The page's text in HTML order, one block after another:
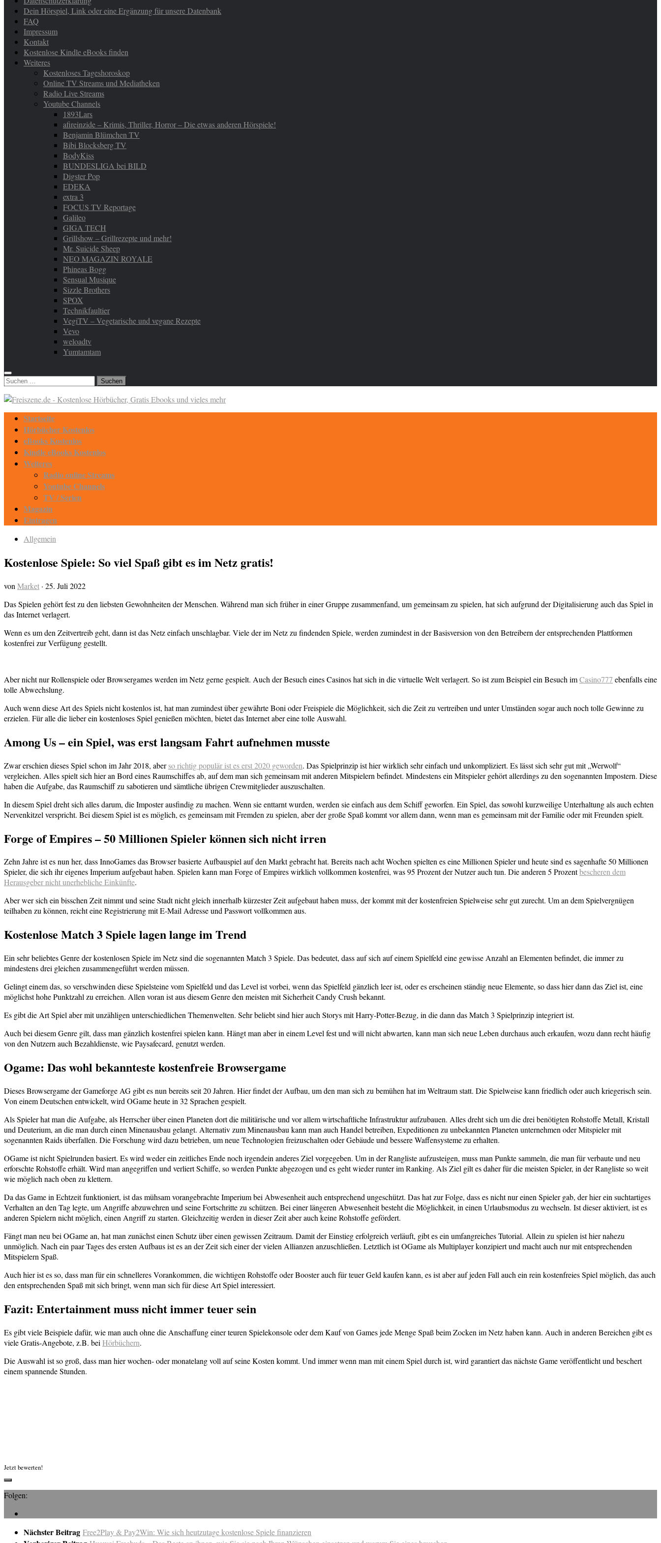
Dein Hörspiel, Link oder eine Ergänzung für unsere Datenbank
FAQ
Impressum
Kontakt
Kostenlose Kindle eBooks finden
Weiteres
Kostenloses Tageshoroskop
Online TV Streams und Mediatheken
Radio Live Streams
Youtube Channels
1893Lars
afireinzide – Krimis, Thriller, Horror – Die etwas anderen Hörspiele!
Benjamin Blümchen TV
Bibi Blocksberg TV
BodyKiss
BUNDESLIGA bei BILD
Digster Pop
EDEKA
extra 3
FOCUS TV Reportage
Galileo
GIGA TECH
Grillshow – Grillrezepte und mehr!
Mr. Suicide Sheep
NEO MAGAZIN ROYALE
Phineas Bogg
Sensual Musique
Sizzle Brothers
SPOX
Technikfaultier
VegiTV – Vegetarische und vegane Rezepte
Vevo
weloadtv
Yumtamtam
Suchen
Startseite
Hörbücher Kostenlos
eBooks Kostenlos
Kindle eBooks Kostenlos
Weiteres
Radio online Streams
Youtube Channels
TV / Serien
Magazin
Eintragen
Allgemein
Kostenlose Spiele: So viel Spaß gibt es im Netz gratis!
von Market · 25. Juli 2022
Das Spielen gehört fest zu den liebsten Gewohnheiten der Menschen. Während man sich früher in einer Gruppe zusammenfand, um gemeinsam zu spielen, hat sich aufgrund der Digitalisierung auch das Spiel in
das Internet verlagert.
Wenn es um den Zeitvertreib geht, dann ist das Netz einfach unschlagbar. Viele der im Netz zu findenden Spiele, werden zumindest in der Basisversion von den Betreibern der entsprechenden Plattformen
kostenfrei zur Verfügung gestellt.
Aber nicht nur Rollenspiele oder Browsergames werden im Netz gerne gespielt. Auch der Besuch eines Casinos hat sich in die virtuelle Welt verlagert. So ist zum Beispiel ein Besuch imCasino777 ebenfalls eine
tolle Abwechslung.
Auch wenn diese Art des Spiels nicht kostenlos ist, hat man zumindest über gewährte Boni oder Freispiele die Möglichkeit, sich die Zeit zu vertreiben und unter Umständen sogar auch noch tolle Gewinne zu
erzielen. Für alle die lieber ein kostenloses Spiel genießen möchten, bietet das Internet aber eine tolle Auswahl.
Among Us – ein Spiel, was erst langsam Fahrt aufnehmen musste
Zwar erschien dieses Spiel schon im Jahr 2018, aberso richtig populär ist es erst 2020 geworden. Das Spielprinzip ist hier wirklich sehr einfach und unkompliziert. Es lässt sich sehr gut mit „Werwolf“
vergleichen. Alles spielt sich hier an Bord eines Raumschiffes ab, auf dem man sich gemeinsam mit anderen Mitspielern befindet. Mindestens ein Mitspieler gehört allerdings zu den sogenannten Impostern. Diese
haben die Aufgabe, das Raumschiff zu sabotieren und sämtliche übrigen Crewmitglieder auszuschalten.
In diesem Spiel dreht sich alles darum, die Imposter ausfindig zu machen. Wenn sie enttarnt wurden, werden sie einfach aus dem Schiff geworfen. Ein Spiel, das sowohl kurzweilige Unterhaltung als auch echten
Nervenkitzel verspricht. Bei diesem Spiel ist es möglich, es gemeinsam mit Fremden zu spielen, aber der große Spaß kommt vor allem dann, wenn man es gemeinsam mit der Familie oder mit Freunden spielt.
Forge of Empires – 50 Millionen Spieler können sich nicht irren
Zehn Jahre ist es nun her, dass InnoGames das Browser basierte Aufbauspiel auf den Markt gebracht hat. Bereits nach acht Wochen spielten es eine Millionen Spieler und heute sind es sagenhafte 50 Millionen
Spieler, die sich ihr eigenes Imperium aufgebaut haben. Spielen kann man Forge of Empires wirklich vollkommen kostenfrei, was 95 Prozent der Nutzer auch tun. Die anderen 5 Prozentbescheren dem
Herausgeber nicht unerhebliche Einkünfte.
Aber wer sich ein bisschen Zeit nimmt und seine Stadt nicht gleich innerhalb kürzester Zeit aufgebaut haben muss, der kommt mit der kostenfreien Spielweise sehr gut zurecht. Um an dem Spielvergnügen
teilhaben zu können, reicht eine Registrierung mit E-Mail Adresse und Passwort vollkommen aus.
Kostenlose Match 3 Spiele lagen lange im Trend
Ein sehr beliebtes Genre der kostenlosen Spiele im Netz sind die sogenannten Match 3 Spiele. Das bedeutet, dass auf sich auf einem Spielfeld eine gewisse Anzahl an Elementen befindet, die immer zu
mindestens drei gleichen zusammengeführt werden müssen.
Gelingt einem das, so verschwinden diese Spielsteine vom Spielfeld und das Level ist vorbei, wenn das Spielfeld gänzlich leer ist, oder es erscheinen ständig neue Elemente, so dass hier dann das Ziel ist, eine
möglichst hohe Punktzahl zu erreichen. Allen voran ist aus diesem Genre den meisten mit Sicherheit Candy Crush bekannt.
Es gibt die Art Spiel aber mit unzähligen unterschiedlichen Themenwelten. Sehr beliebt sind hier auch Storys mit Harry-Potter-Bezug, in die dann das Match 3 Spielprinzip integriert ist.
Auch bei diesem Genre gilt, dass man gänzlich kostenfrei spielen kann. Hängt man aber in einem Level fest und will nicht abwarten, kann man sich neue Leben durchaus auch erkaufen, wozu dann recht häufig
von den Nutzern auch Bezahldienste, wie Paysafecard, genutzt werden.
Ogame: Das wohl bekannteste kostenfreie Browsergame
Dieses Browsergame der Gameforge AG gibt es nun bereits seit 20 Jahren. Hier findet der Aufbau, um den man sich zu bemühen hat im Weltraum statt. Die Spielweise kann friedlich oder auch kriegerisch sein.
Von einem Deutschen entwickelt, wird OGame heute in 32 Sprachen gespielt.
Als Spieler hat man die Aufgabe, als Herrscher über einen Planeten dort die militärische und vor allem wirtschaftliche Infrastruktur aufzubauen. Alles dreht sich um die drei benötigten Rohstoffe Metall, Kristall
und Deuterium, an die man durch einen Minenausbau gelangt. Alternativ zum Minenausbau kann man auch Handel betreiben, Expeditionen zu unbekannten Planeten unternehmen oder Mitspieler mit
sogenannten Raids überfallen. Die Forschung wird dazu betrieben, um neue Technologien freizuschalten oder Gebäude und bessere Waffensysteme zu erhalten.
OGame ist nicht Spielrunden basiert. Es wird weder ein zeitliches Ende noch irgendein anderes Ziel vorgegeben. Um in der Rangliste aufzusteigen, muss man Punkte sammeln, die man für verbaute und neu
erforschte Rohstoffe erhält. Wird man angegriffen und verliert Schiffe, so werden Punkte abgezogen und es geht wieder runter im Ranking. Als Ziel gilt es daher für die meisten Spieler, in der Rangliste so weit
wie möglich nach oben zu klettern.
Da das Game in Echtzeit funktioniert, ist das mühsam vorangebrachte Imperium bei Abwesenheit auch entsprechend ungeschützt. Das hat zur Folge, dass es nicht nur einen Spieler gab, der hier ein suchtartiges
Verhalten an den Tag legte, um Angriffe abzuwehren und seine Fortschritte zu schützen. Bei einer längeren Abwesenheit besteht die Möglichkeit, in einen Urlaubsmodus zu wechseln. Ist dieser aktiviert, ist es
anderen Spielern nicht möglich, einen Angriff zu starten. Gleichzeitig werden in dieser Zeit aber auch keine Rohstoffe gefördert.
Fängt man neu bei OGame an, hat man zunächst einen Schutz über einen gewissen Zeitraum. Damit der Einstieg erfolgreich verläuft, gibt es ein umfangreiches Tutorial. Allein zu spielen ist hier nahezu
unmöglich. Nach ein paar Tages des ersten Aufbaus ist es an der Zeit sich einer der vielen Allianzen anzuschließen. Letztlich ist OGame als Multiplayer konzipiert und macht auch nur mit entsprechenden
Mitspielern Spaß.
Auch hier ist es so, dass man für ein schnelleres Vorankommen, die wichtigen Rohstoffe oder Booster auch für teuer Geld kaufen kann, es ist aber auf jeden Fall auch ein rein kostenfreies Spiel möglich, das auch
den entsprechenden Spaß mit sich bringt, wenn man sich für diese Art Spiel interessiert.
Fazit: Entertainment muss nicht immer teuer sein
Es gibt viele Beispiele dafür, wie man auch ohne die Anschaffung einer teuren Spielekonsole oder dem Kauf von Games jede Menge Spaß beim Zocken im Netz haben kann. Auch in anderen Bereichen gibt es
viele Gratis-Angebote, z.B. bei Hörbüchern.
Die Auswahl ist so groß, dass man hier wochen- oder monatelang voll auf seine Kosten kommt. Und immer wenn man mit einem Spiel durch ist, wird garantiert das nächste Game veröffentlicht und beschert
einem spannende Stunden.
Jetzt bewerten!
Folgen:
Nächster Beitrag Free2Play & Pay2Win: Wie sich heutzutage kostenlose Spiele finanzieren